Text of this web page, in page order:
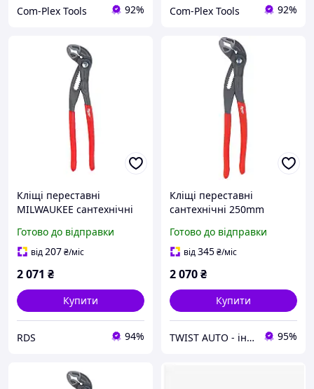
Com-Plex Tools 92% Com-Plex Tools 92%
Кліщі переставні
MILWAUKEE сантехнічні
Готово до відправки
від207₴/міс
2 071 ₴
Купити
RDS 94%
Кліщі переставні
сантехнічні 250mm
Готово до відправки
від345₴/міс
2 070₴
Купити
TWIST AUTO - інструмент за доступною ціною 95%